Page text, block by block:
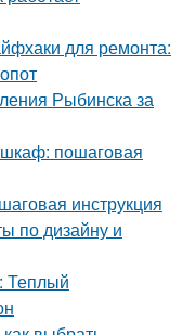
для ремонта:
Рыбинска за
пошаговая
инструкция
по дизайну и
Теплый